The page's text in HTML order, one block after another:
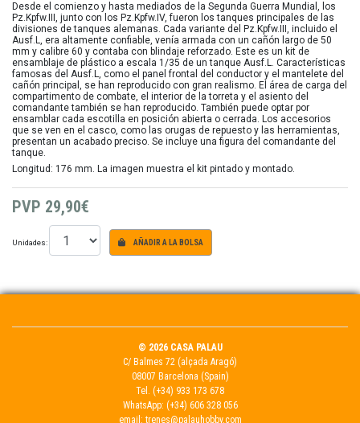
Desde el comienzo y hasta mediados de la Segunda Guerra Mundial, los
Pz.Kpfw.III, junto con los Pz.Kpfw.IV, fueron los tanques principales de las
divisiones de tanques alemanas. Cada variante del Pz.Kpfw.III, incluido el
Ausf.L, era altamente confiable, venía armada con un cañón largo de 50
mm y calibre 60 y contaba con blindaje reforzado. Este es un kit de
ensamblaje de plástico a escala 1/35 de un tanque Ausf.L. Características
famosas del Ausf.L, como el panel frontal del conductor y el mantelete del
cañón principal, se han reproducido con gran realismo. El área de carga del
compartimento de combate, el interior de la torreta y el asiento del
comandante también se han reproducido. También puede optar por
ensamblar cada escotilla en posición abierta o cerrada. Los accesorios
que se ven en el casco, como las orugas de repuesto y las herramientas,
presentan un acabado preciso. Se incluye una figura del comandante del
tanque.
Longitud: 176 mm. La imagen muestra el kit pintado y montado.
PVP 29,90€
Unidades: AÑADIR A LA BOLSA
© 2026 CASA PALAU
C/ Balmes 72 (alçada Aragó)
08007 Barcelona (Spain)
Tel. (+34) 933 173 678
WhatsApp: (+34) 606 328 056
email: trenes@palauhobby.com